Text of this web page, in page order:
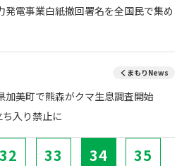
発電事業白紙撤回署名を全国民で集め
くまもりNews
加美町で熊森がクマ生息調査開始
入り禁止に
32 33 34 35